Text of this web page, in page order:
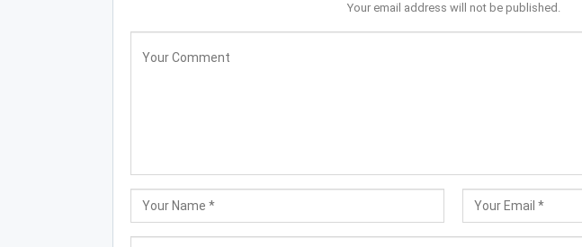
Your email address will not be published.